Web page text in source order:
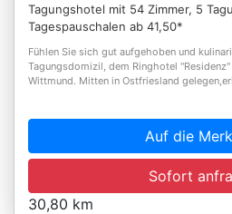
Tagungshotel mit 54 Zimmer, 5
Tagespauschalen ab 41,50*
Fühlen Sie sich gut aufgehoben und
Tagungsdomizil, dem Ringhotel
Wittmund. Mitten in Ostfriesland
Auf die
Sofort
30,80 km